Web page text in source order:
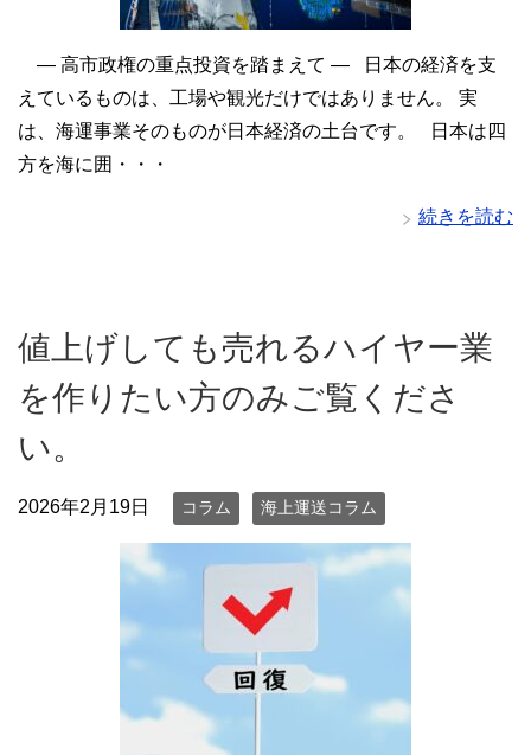
― 高市政権の重点投資を踏まえて ― 日本の経済を支
えているものは、工場や観光だけではありません。 実
は、海運事業そのものが日本経済の土台です。 日本は四
方を海に囲・・・
続きを読む
値上げしても売れるハイヤー業
を作りたい方のみご覧くださ
い。
2026年2月19日 コラム 海上運送コラム